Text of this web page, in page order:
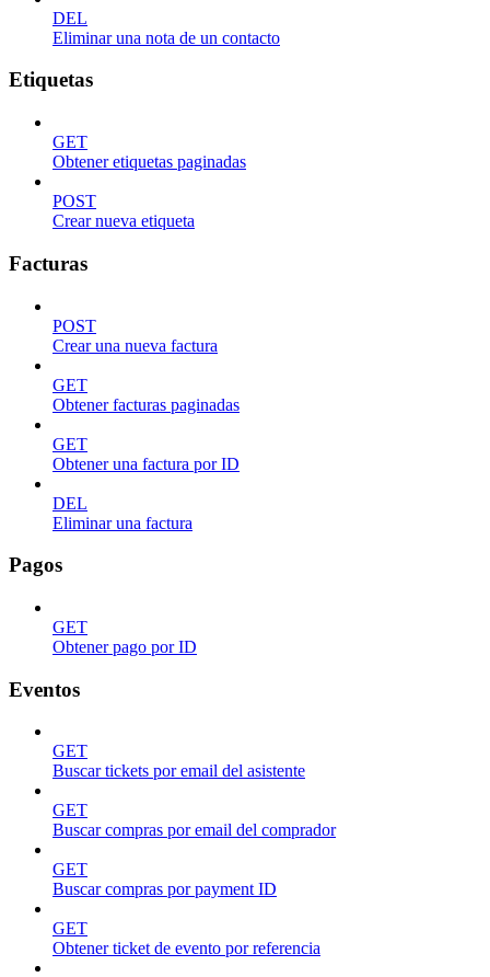
DEL
Eliminar una nota de un contacto
Etiquetas
GET
Obtener etiquetas paginadas
POST
Crear nueva etiqueta
Facturas
POST
Crear una nueva factura
GET
Obtener facturas paginadas
GET
Obtener una factura por ID
DEL
Eliminar una factura
Pagos
GET
Obtener pago por ID
Eventos
GET
Buscar tickets por email del asistente
GET
Buscar compras por email del comprador
GET
Buscar compras por payment ID
GET
Obtener ticket de evento por referencia